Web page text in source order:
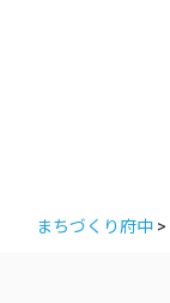
まちづくり府中 >